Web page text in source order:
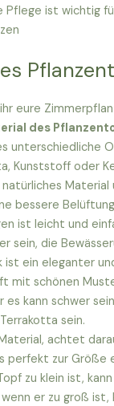
Pflege ist wichtig
eure
des
unterschiedliche
Kunststoff oder
Material
bessere
ist leicht und
sein, die
ist ein eleganter
mit schönen
es kann schwer
sein.
achtet
perfekt zur Größe
zu klein ist,
er zu groß ist,